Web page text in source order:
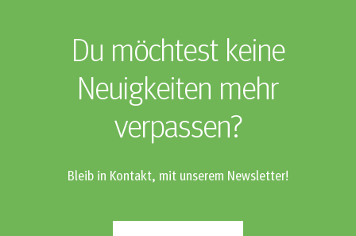
Du möchtest keine
Neuigkeiten mehr
verpassen?
Bleib in Kontakt, mit unserem Newsletter!